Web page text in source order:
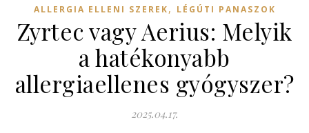
ALLERGIA ELLENI SZEREK, LÉGÚTI PANASZOK
Zyrtec vagy Aerius: Melyik
a hatékonyabb
allergiaellenes gyógyszer?
2025.04.17.